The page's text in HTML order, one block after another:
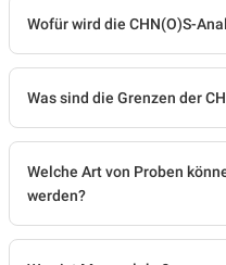
Wofür wird die CHN(O)S-
Was sind die Grenzen der
Welche Art von Proben
werden?